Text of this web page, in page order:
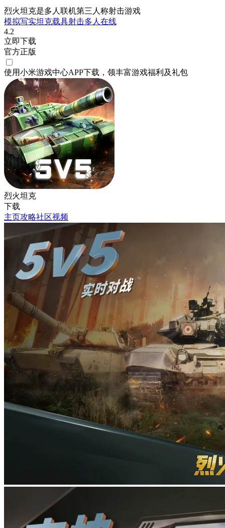
烈火坦克是多人联机第三人称射击游戏
模拟写实坦克载具射击多人在线
4.2
立即下载
官方正版
使用小米游戏中心APP下载 ，领丰富游戏福利 及礼包
烈火坦克
下载
主页攻略社区视频